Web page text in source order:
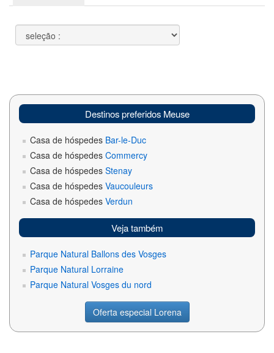
Destinos preferidos Meuse
Casa de hóspedes Bar-le-Duc
Casa de hóspedes Commercy
Casa de hóspedes Stenay
Casa de hóspedes Vaucouleurs
Casa de hóspedes Verdun
Veja também
Parque Natural Ballons des Vosges
Parque Natural Lorraine
Parque Natural Vosges du nord
Oferta especial Lorena